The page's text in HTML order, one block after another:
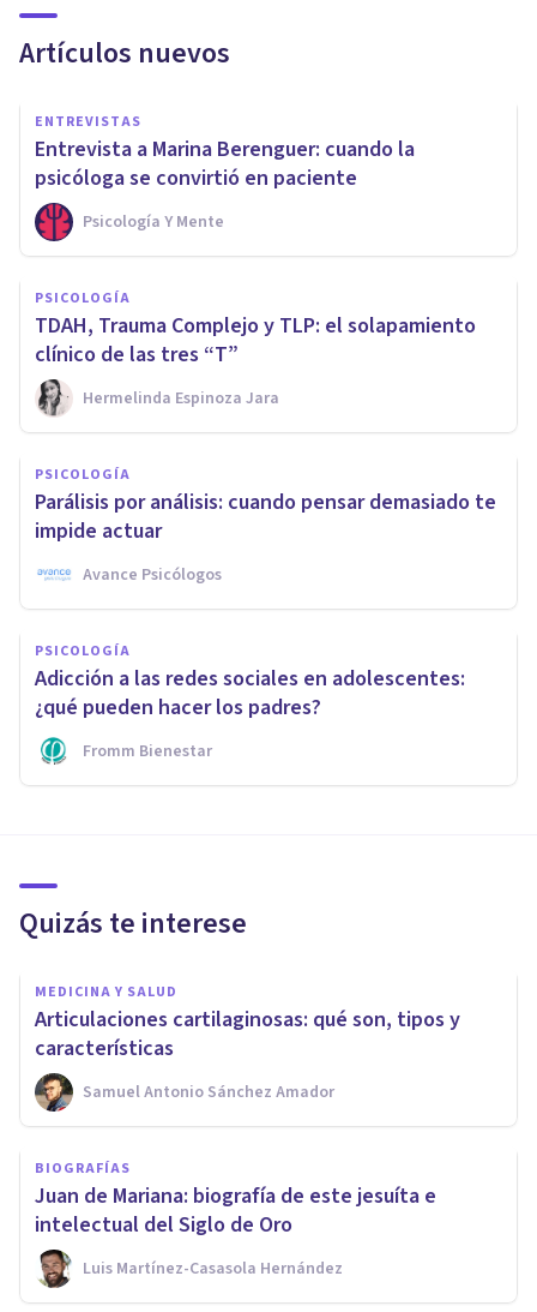
Artículos nuevos
ENTREVISTAS
Entrevista a Marina Berenguer: cuando la
psicóloga se convirtió en paciente
Psicología Y Mente
PSICOLOGÍA
TDAH, Trauma Complejo y TLP: el solapamiento
clínico de las tres “T”
Hermelinda Espinoza Jara
PSICOLOGÍA
Parálisis por análisis: cuando pensar demasiado te
impide actuar
Avance Psicólogos
PSICOLOGÍA
Adicción a las redes sociales en adolescentes:
¿qué pueden hacer los padres?
Fromm Bienestar
Quizás te interese
MEDICINA Y SALUD
Articulaciones cartilaginosas: qué son, tipos y
características
Samuel Antonio Sánchez Amador
BIOGRAFÍAS
Juan de Mariana: biografía de este jesuíta e
intelectual del Siglo de Oro
Luis Martínez-Casasola Hernández